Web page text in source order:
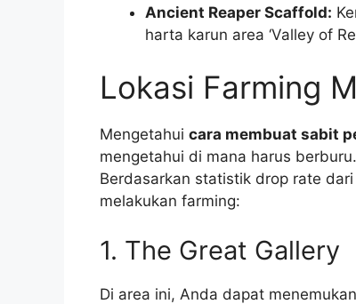
Ancient Reaper Scaffold:
harta karun area ‘Valley of
Lokasi Farming
Mengetahui cara membuat sabit
mengetahui di mana harus
Berdasarkan statistik drop rate
melakukan farming:
1. The Great Gallery
Di area ini, Anda dapat